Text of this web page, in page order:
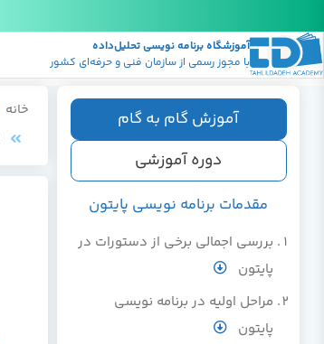
آموزشگاه برنامه نویسی تحلیل‌داده
با مجوز رسمی از سازمان فنی و حرفه‌ای کشور
آموزش گام به گام
دوره آموزشی
مقدمات برنامه نویسی پایتون
بررسی اجمالی برخی از دستورات در
پایتون
مراحل اولیه در برنامه نویسی
پایتون
خانه